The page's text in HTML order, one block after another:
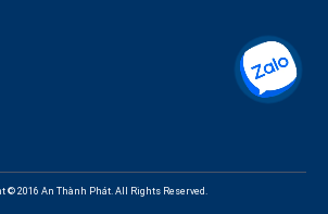
© 2016 An Thành Phát. All Rights Reserved.